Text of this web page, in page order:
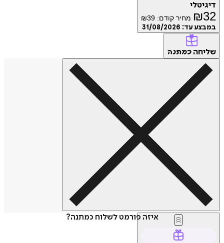
דיגיטלי
₪32 מחיר קודם: ₪39
במבצע עד: 31/08/2026
שליחה כמתנה
איזה פורמט לשלוח כמתנה?